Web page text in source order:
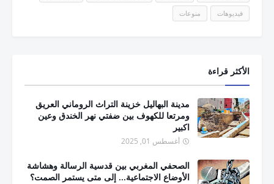
فيديوهات منوعات
الأكثر قراءة
مدينة البهاليل خزينة التراث الروماني العريق
ومرتعا للكهوف بين ضفتي نهر الخندق وعين
اكبير
أغسطس 01, 2025
الصحفي المغربي بين قدسية الرسالة وهشاشة
الأوضاع الاجتماعية... إلى متى يستمر الصمت؟